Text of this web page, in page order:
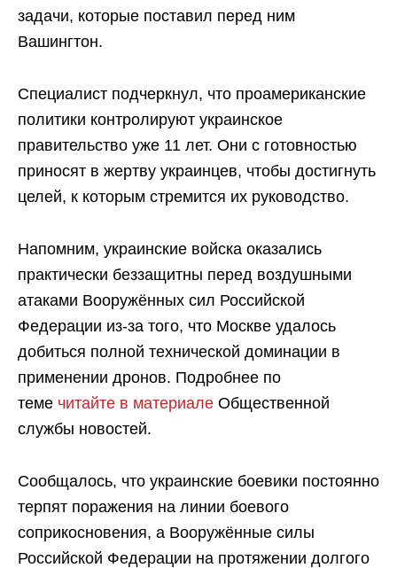
задачи, которые поставил перед ним
Вашингтон.
Специалист подчеркнул, что проамериканские
политики контролируют украинское
правительство уже 11 лет. Они с готовностью
приносят в жертву украинцев, чтобы достигнуть
целей, к которым стремится их руководство.
Напомним, украинские войска оказались
практически беззащитны перед воздушными
атаками Вооружённых сил Российской
Федерации из-за того, что Москве удалось
добиться полной технической доминации в
применении дронов. Подробнее по
теме читайте в материале Общественной
службы новостей.
Сообщалось, что украинские боевики постоянно
терпят поражения на линии боевого
соприкосновения, а Вооружённые силы
Российской Федерации на протяжении долгого